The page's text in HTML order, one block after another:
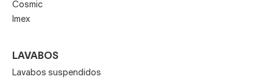
Cosmic
Imex
LAVABOS
Lavabos suspendidos